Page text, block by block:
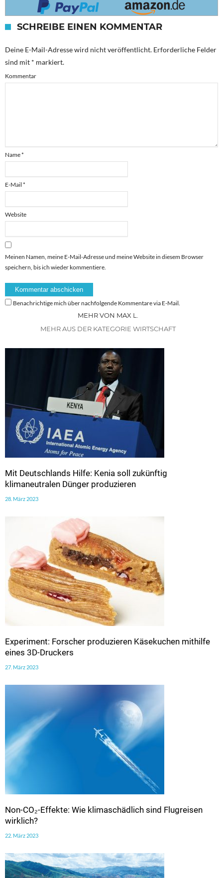
SCHREIBE EINEN KOMMENTAR
Deine E-Mail-Adresse wird nicht veröffentlicht. Erforderliche Felder
sind mit * markiert.
Kommentar
Name*
E-Mail *
Website
Meinen Namen, meine E-Mail-Adresse und meine Website in diesem Browser
speichern, bis ich wieder kommentiere.
Benachrichtige mich über nachfolgende Kommentare via E-Mail.
MEHR VON MAX L.
MEHR AUS DER KATEGORIE WIRTSCHAFT
Mit Deutschlands Hilfe: Kenia soll zukünftig
klimaneutralen Dünger produzieren
28. März 2023
Experiment: Forscher produzieren Käsekuchen mithilfe
eines 3D-Druckers
27. März 2023
Non-CO₂-Effekte: Wie klimaschädlich sind Flugreisen
wirklich?
22. März 2023